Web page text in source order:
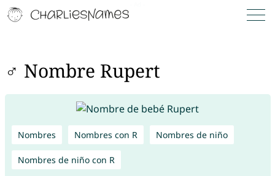
♂ Nombre Rupert
Nombres Nombres con R Nombres de niño
Nombres de niño con R